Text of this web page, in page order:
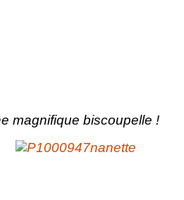
magnifique biscoupelle !